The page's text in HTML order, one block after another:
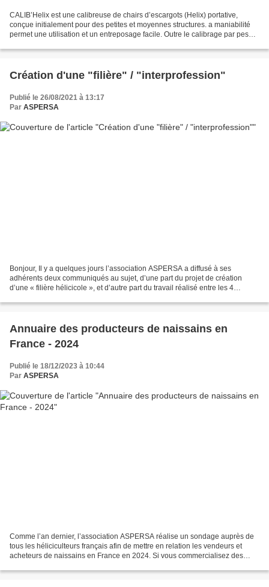
CALIB’Helix est une calibreuse de chairs d’escargots (Helix) portative,
conçue initialement pour des petites et moyennes structures. a maniabilité
permet une utilisation et un entreposage facile. Outre le calibrage par pesée,
Création d'une "filière" / "interprofession"
Publié le 26/08/2021 à 13:17
Par ASPERSA
Bonjour, Il y a quelques jours l’association ASPERSA a diffusé à ses
adhérents deux communiqués au sujet, d’une part du projet de création
d’une « filière hélicicole », et d’autre part du travail réalisé entre les 4
Annuaire des producteurs de naissains en
France - 2024
Publié le 18/12/2023 à 10:44
Par ASPERSA
Comme l’an dernier, l’association ASPERSA réalise un sondage auprès de
tous les héliciculteurs français afin de mettre en relation les vendeurs et
acheteurs de naissains en France en 2024. Si vous commercialisez des